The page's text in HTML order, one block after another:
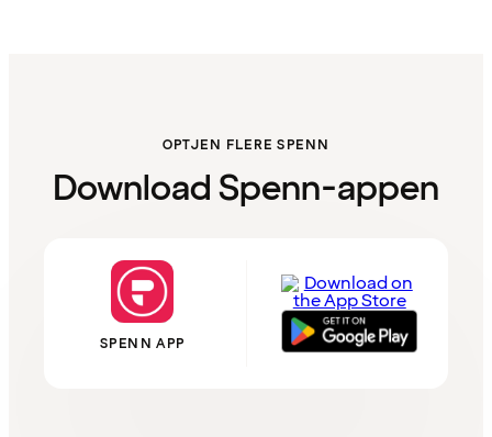
OPTJEN FLERE SPENN
Download Spenn-appen
SPENN APP